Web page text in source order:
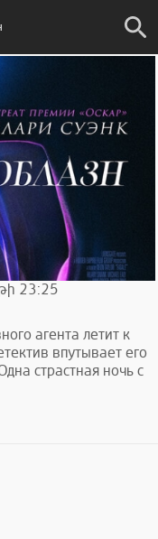
23:25
агента летит к
впутывает его
страстная ночь с